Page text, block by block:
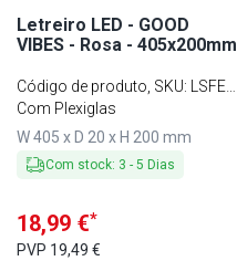
Letreiro LED - GOOD
VIBES - Rosa - 405x200mm
Código de produto, SKU:
LSFE-
VIBES2
Com Plexiglas
W 405 x D 20 x H 200 mm
Com stock: 3 - 5 Dias
18,99 €*
PVP 19,49 €